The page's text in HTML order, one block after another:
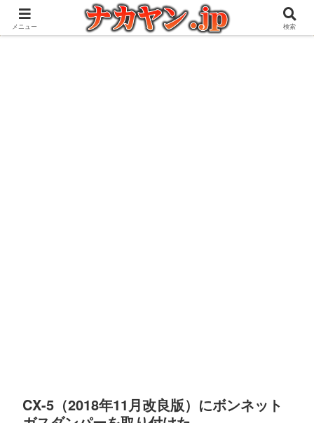
アウトドアとガジェット好きな管理人の愉快な日々を綴るブログ
CX-5（2018年11月改良版）にボンネット
メニュー 検索